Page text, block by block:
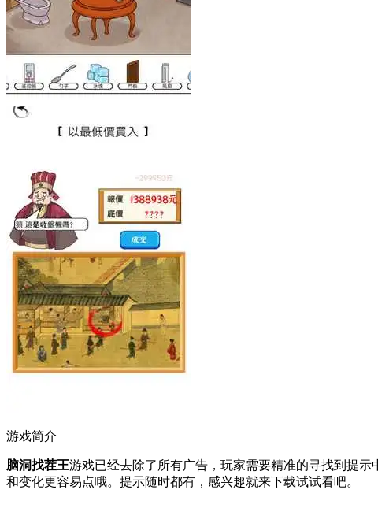
游戏简介
脑洞找茬王游戏已经去除了所有广告，玩家需要精准的寻找到提
和变化更容易点哦。提示随时都有，感兴趣就来下载试试看吧。